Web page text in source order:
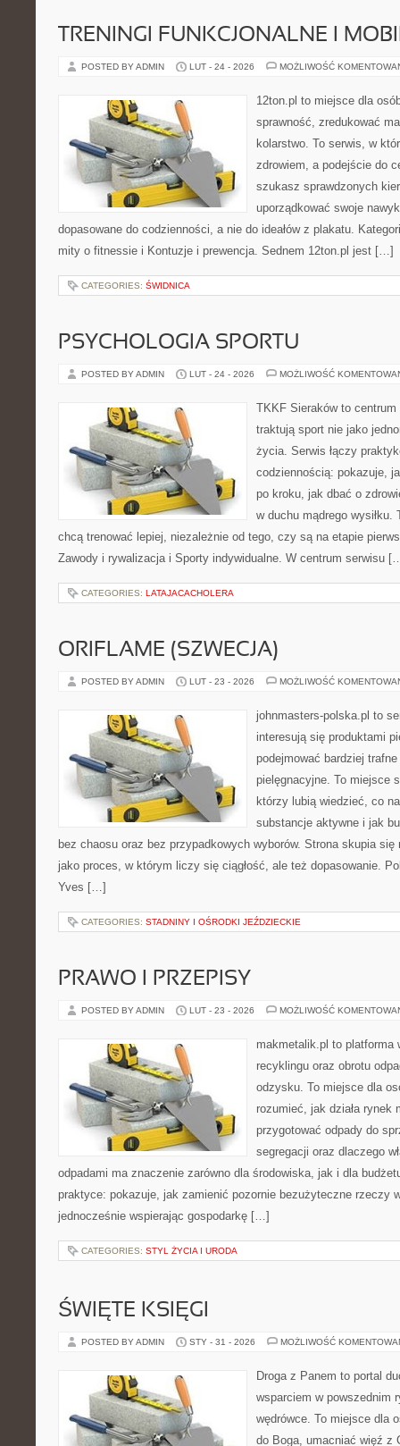
TRENINGI FUNKCJONALNE I
POSTED BY ADMIN LUT - 24 - 2026 MOŻLIWOŚĆ
12ton.pl to miejsce dla
sprawność, zredukować
kolarstwo. To serwis, w
zdrowiem, a podejście do
szukasz sprawdzonych
uporządkować swoje
dopasowane do codzienności, a nie do ideałów z plakatu.
mity o fitnessie i Kontuzje i prewencja. Sednem 12ton.pl jest […]
CATEGORIES: ŚWIDNICA
PSYCHOLOGIA SPORTU
POSTED BY ADMIN LUT - 24 - 2026 MOŻLIWOŚĆ
TKKF Sieraków to
traktują sport nie jako
życia. Serwis łączy
codziennością: pokazuje,
po kroku, jak dbać o
w duchu mądrego
chcą trenować lepiej, niezależnie od tego, czy są na etapie
Zawody i rywalizacja i Sporty indywidualne. W centrum serwisu
CATEGORIES: LATAJACACHOLERA
ORIFLAME (SZWECJA)
POSTED BY ADMIN LUT - 23 - 2026 MOŻLIWOŚĆ
johnmasters-polska.pl to
interesują się produktami
podejmować bardziej
pielęgnacyjne. To miejsce
którzy lubią wiedzieć, co
substancje aktywne i jak
bez chaosu oraz bez przypadkowych wyborów. Strona skupia się
jako proces, w którym liczy się ciągłość, ale też dopasowanie.
Yves […]
CATEGORIES: STADNINY I OŚRODKI JEŹDZIECKIE
PRAWO I PRZEPISY
POSTED BY ADMIN LUT - 23 - 2026 MOŻLIWOŚĆ
makmetalik.pl to platforma
recyklingu oraz obrotu
odzysku. To miejsce dla
rozumieć, jak działa rynek
przygotować odpady do
segregacji oraz dlaczego
odpadami ma znaczenie zarówno dla środowiska, jak i dla
praktyce: pokazuje, jak zamienić pozornie bezużyteczne rzeczy
jednocześnie wspierając gospodarkę […]
CATEGORIES: STYL ŻYCIA I URODA
ŚWIĘTE KSIĘGI
POSTED BY ADMIN STY - 31 - 2026 MOŻLIWOŚĆ
Droga z Panem to portal
wsparciem w powszednim
wędrówce. To miejsce dla
do Boga, umacniać więź z